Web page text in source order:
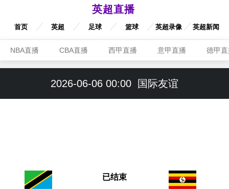
英超直播
首页 英超 足球 篮球 英超录像 英超新闻
NBA直播 CBA直播 西甲直播 意甲直播 德甲
2026-06-06 00:00 国际友谊
已结束